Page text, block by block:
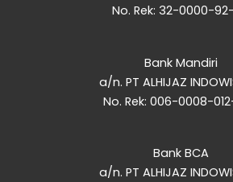
No. Rek: 32-0000-
Bank Mandiri
a/n. PT ALHIJAZ
No. Rek: 006-0008-
Bank BCA
a/n. PT ALHIJAZ